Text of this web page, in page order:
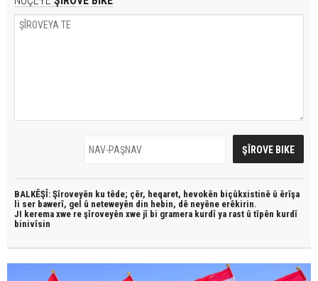
BALKÊŞÎ: Şîroveyên ku têde; çêr, heqaret, hevokên biçûkxistinê û êrîşa
li ser bawerî, gel û neteweyên din hebin, dê neyêne erêkirin.
JI kerema xwe re şîroveyên xwe jî bi gramera kurdî ya rast û tîpên kurdî
binivîsin